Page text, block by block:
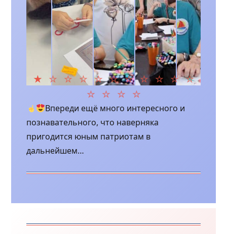
Впереди ещё много интересного и
познавательного, что наверняка
пригодится юным патриотам в
дальнейшем…